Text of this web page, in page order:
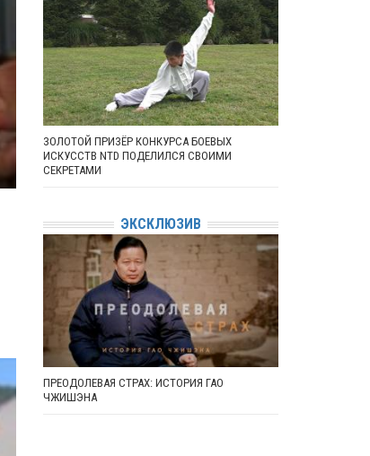
ЗОЛОТОЙ ПРИЗЁР КОНКУРСА БОЕВЫХ
ИСКУССТВ NTD ПОДЕЛИЛСЯ СВОИМИ
СЕКРЕТАМИ
ЭКСКЛЮЗИВ
ПРЕОДОЛЕВАЯ СТРАХ: ИСТОРИЯ ГАО
ЧЖИШЭНА